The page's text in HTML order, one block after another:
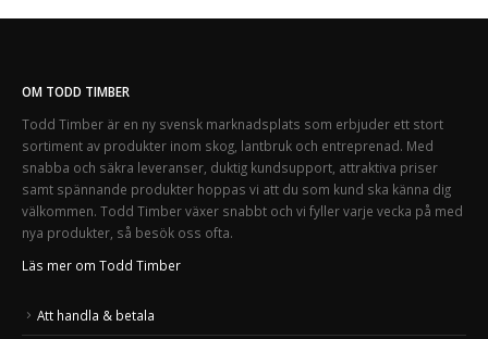
OM TODD TIMBER
Todd Timber är en ny svensk marknadsplats som erbjuder ett stort
sortiment av produkter inom skog, lantbruk och entreprenad. Med
snabba och säkra leveranser, duktig kundsupport, attraktiva priser
samt spännande produkter hoppas vi att du som kund ska känna dig
välkommen. Todd Timber växer snabbt och vi fyller varje vecka på med
nya produkter, så besök oss ofta.
Läs mer om Todd Timber
Att handla & betala